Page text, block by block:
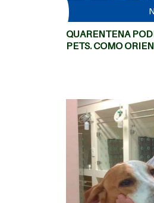
QUARENTENA
PETS. COMO